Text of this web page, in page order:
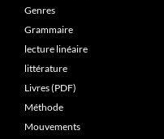
Genres
Grammaire
lecture linéaire
littérature
Livres (PDF)
Méthode
Mouvements